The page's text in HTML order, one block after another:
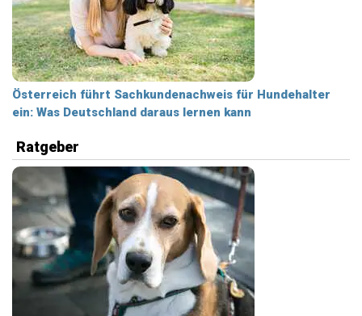
Österreich führt Sachkundenachweis für Hundehalter
ein: Was Deutschland daraus lernen kann
Ratgeber